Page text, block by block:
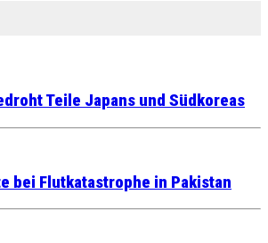
Teile Japans und Südkoreas
bei Flutkatastrophe in Pakistan